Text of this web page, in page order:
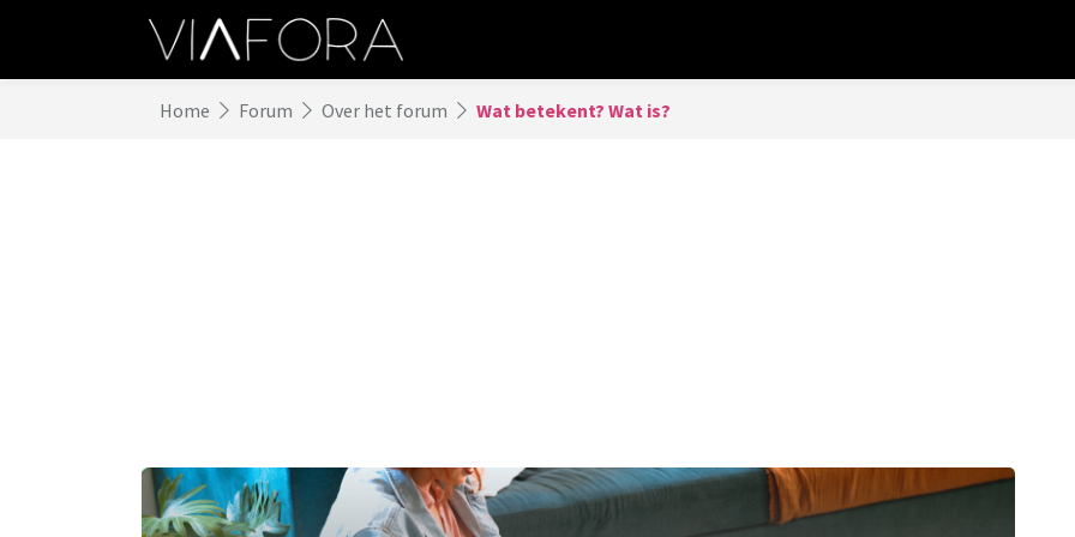
Home Forum Over het forum Wat betekent? Wat is?